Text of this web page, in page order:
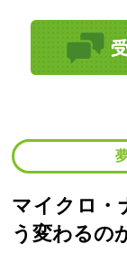
マイクロ・
う変わるの